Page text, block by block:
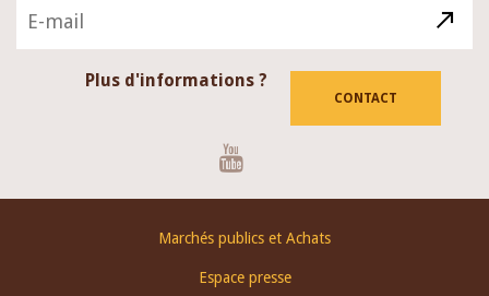
Plus d'informations ?
CONTACT
Marchés publics et Achats
Espace presse